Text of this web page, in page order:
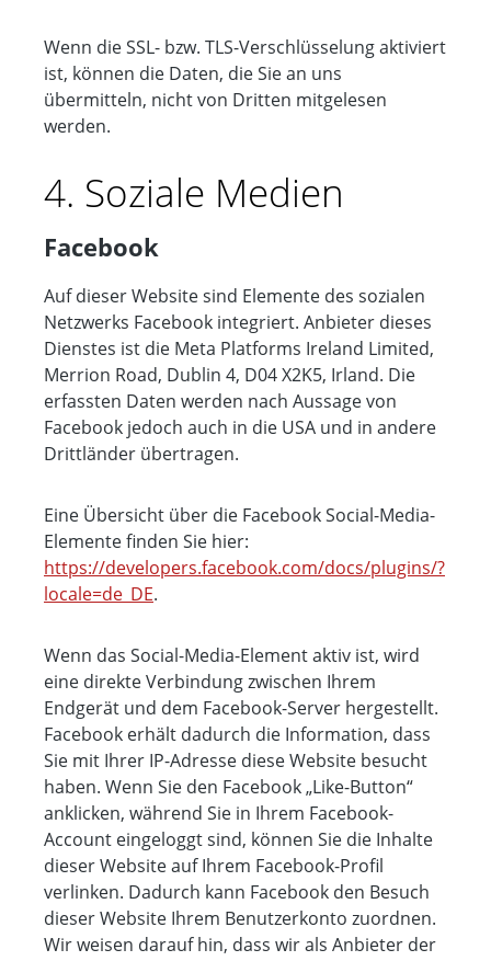
Wenn die SSL- bzw. TLS-Verschlüsselung aktiviert
ist, können die Daten, die Sie an uns
übermitteln, nicht von Dritten mitgelesen
werden.
4. Soziale Medien
Facebook
Auf dieser Website sind Elemente des sozialen
Netzwerks Facebook integriert. Anbieter dieses
Dienstes ist die Meta Platforms Ireland Limited,
Merrion Road, Dublin 4, D04 X2K5, Irland. Die
erfassten Daten werden nach Aussage von
Facebook jedoch auch in die USA und in andere
Drittländer übertragen.
Eine Übersicht über die Facebook Social-Media-
Elemente finden Sie hier:
https://developers.facebook.com/docs/plugins/?
locale=de_DE.
Wenn das Social-Media-Element aktiv ist, wird
eine direkte Verbindung zwischen Ihrem
Endgerät und dem Facebook-Server hergestellt.
Facebook erhält dadurch die Information, dass
Sie mit Ihrer IP-Adresse diese Website besucht
haben. Wenn Sie den Facebook „Like-Button“
anklicken, während Sie in Ihrem Facebook-
Account eingeloggt sind, können Sie die Inhalte
dieser Website auf Ihrem Facebook-Profil
verlinken. Dadurch kann Facebook den Besuch
dieser Website Ihrem Benutzerkonto zuordnen.
Wir weisen darauf hin, dass wir als Anbieter der